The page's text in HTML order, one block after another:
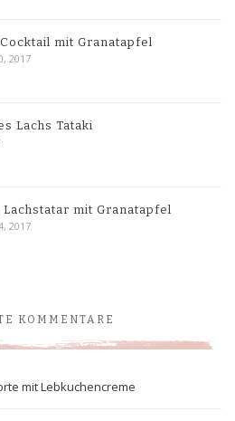
mit Granatapfel
2017
Lachs Tataki
mit Granatapfel
2017
KOMMENTARE
mit Lebkuchencreme